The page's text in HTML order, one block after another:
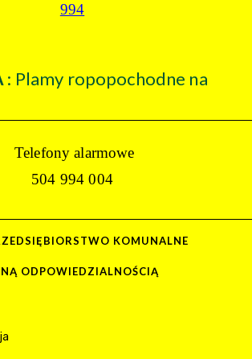
994
: Plamy ropopochodne na
Telefony alarmowe
504 994 004
KOMUNALNE
ODPOWIEDZIALNOŚCIĄ